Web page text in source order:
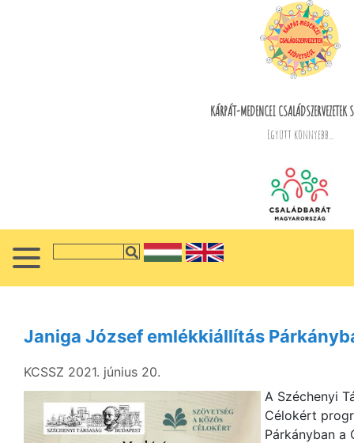
KÁRPÁT-MEDENCEI CSALÁDSZERVEZETEK
Együtt könnyebb...
Janiga József emlékkiállítás
KCSSZ 2021. június 20.
A Széchenyi
Célokért
Párkányban a